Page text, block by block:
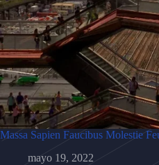
Massa Sapien Faucibus Molestie
mayo 19, 2022